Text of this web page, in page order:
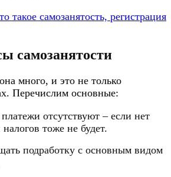
самозанятости
много, и это не только
Перечислим основные:
отсутствуют – если нет
тоже не будет.
подработку с основным видом